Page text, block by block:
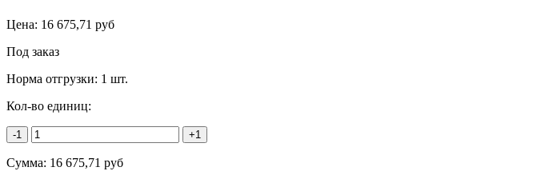
Цена: 16 675,71 руб
Под заказ
Норма отгрузки: 1 шт.
Кол-во единиц:
-1 +1
Сумма: 16 675,71 руб